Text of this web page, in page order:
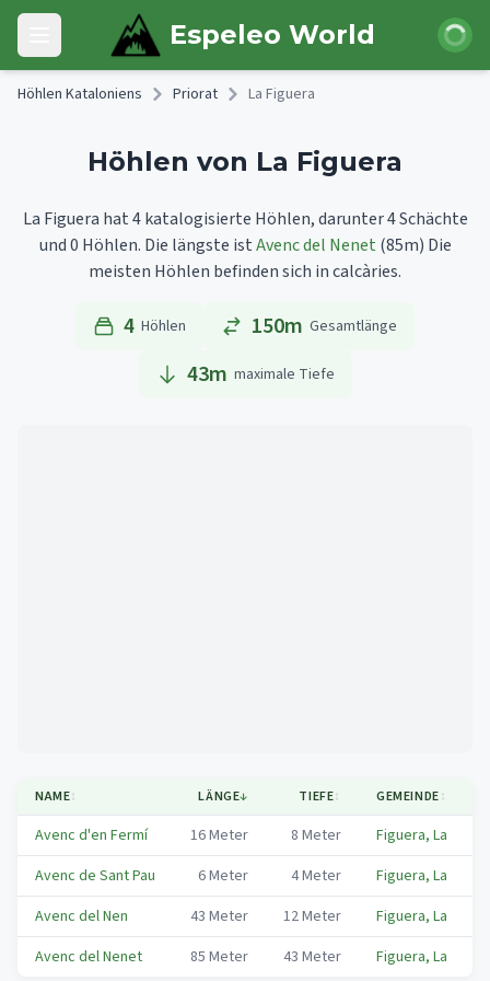
Skip to main content
Open main menu Espeleo World
Höhlen Kataloniens Priorat La Figuera
Höhlen von La Figuera
La Figuera hat 4 katalogisierte Höhlen, darunter 4 Schächte
und 0 Höhlen. Die längste istAvenc del Nenet (85m) Die
meisten Höhlen befinden sich in calcàries.
4 Höhlen 150m Gesamtlänge
43m maximale Tiefe
NAME↕ LÄNGE↓ TIEFE↕ GEMEINDE↕
Avenc d'en Fermí 16Meter 8 Meter Figuera, La
Avenc de Sant Pau
6Meter 4Meter Figuera, La
Avenc del Nen
43 Meter 12Meter Figuera, La
Avenc del Nenet
85 Meter 43 Meter Figuera, La